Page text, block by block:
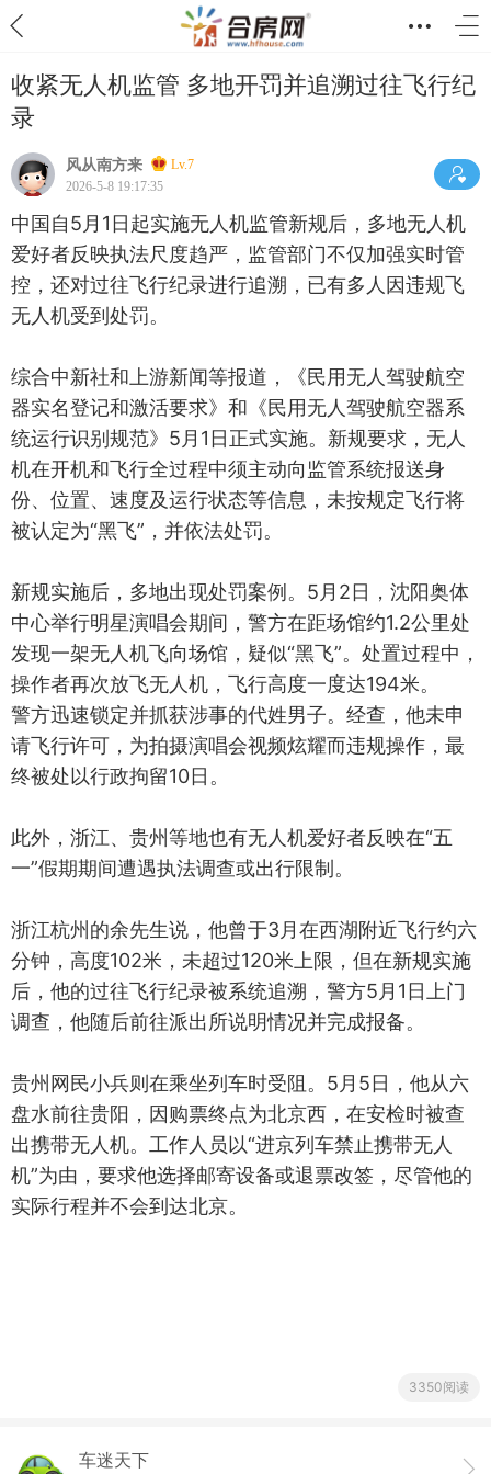
收紧无人机监管 多地开罚并追溯过往飞行纪
录
风从南方来
Lv.7
2026-5-8 19:17:35
中国自5月1日起实施无人机监管新规后，多地无人机
爱好者反映执法尺度趋严，监管部门不仅加强实时管
控，还对过往飞行纪录进行追溯，已有多人因违规飞
无人机受到处罚。
综合中新社和上游新闻等报道，《民用无人驾驶航空
器实名登记和激活要求》和《民用无人驾驶航空器系
统运行识别规范》5月1日正式实施。新规要求，无人
机在开机和飞行全过程中须主动向监管系统报送身
份、位置、速度及运行状态等信息，未按规定飞行将
被认定为“黑飞”，并依法处罚。
新规实施后，多地出现处罚案例。5月2日，沈阳奥体
中心举行明星演唱会期间，警方在距场馆约1.2公里处
发现一架无人机飞向场馆，疑似“黑飞”。处置过程中，
操作者再次放飞无人机，飞行高度一度达194米。
警方迅速锁定并抓获涉事的代姓男子。经查，他未申
请飞行许可，为拍摄演唱会视频炫耀而违规操作，最
终被处以行政拘留10日。
此外，浙江、贵州等地也有无人机爱好者反映在“五
一”假期期间遭遇执法调查或出行限制。
浙江杭州的余先生说，他曾于3月在西湖附近飞行约六
分钟，高度102米，未超过120米上限，但在新规实施
后，他的过往飞行纪录被系统追溯，警方5月1日上门
调查，他随后前往派出所说明情况并完成报备。
贵州网民小兵则在乘坐列车时受阻。5月5日，他从六
盘水前往贵阳，因购票终点为北京西，在安检时被查
出携带无人机。工作人员以“进京列车禁止携带无人
机”为由，要求他选择邮寄设备或退票改签，尽管他的
实际行程并不会到达北京。
3350阅读
车迷天下